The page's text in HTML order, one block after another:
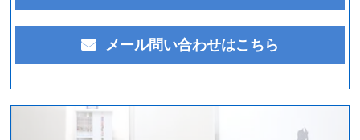
メール問い合わせはこちら